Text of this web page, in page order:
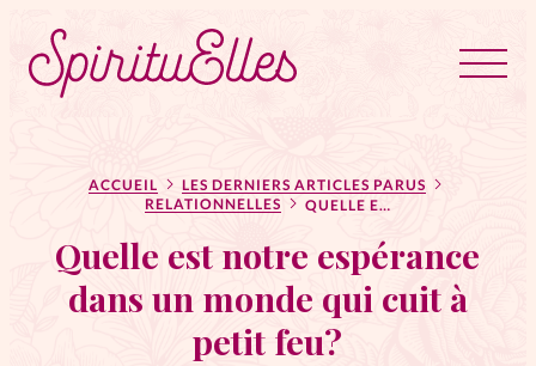
Tous les articles
Actus
Actus au féminin
Bible
ACCUEIL
LES DERNIERS ARTICLES PARUS
RELATIONNELLES
QUELLE EST NOTRE ESPÉRANCE DANS UN MONDE QUI CUIT À PETIT FEU?
Quelle est notre espérance
dans un monde qui cuit à
petit feu?